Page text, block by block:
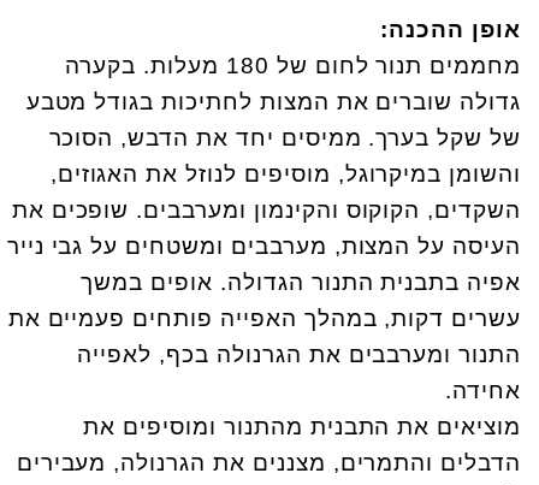
אופן ההכנה:
מחממים תנור לחום של 180 מעלות. בקערה
גדולה שוברים את המצות לחתיכות בגודל מטבע
של שקל בערך. ממיסים יחד את הדבש, הסוכר
והשומן במיקרוגל, מוסיפים לנוזל את האגוזים,
השקדים, הקוקוס והקינמון ומערבבים. שופכים את
העיסה על המצות, מערבבים ומשטחים על גבי נייר
אפיה בתבנית התנור הגדולה. אופים במשך
עשרים דקות, במהלך האפייה פותחים פעמיים את
התנור ומערבבים את הגרנולה בכף, לאפייה
אחידה.
מוציאים את התבנית מהתנור ומוסיפים את
הדבלים והתמרים, מצננים את הגרנולה, מעבירים